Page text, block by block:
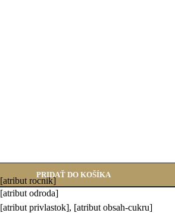
PRIDAŤ DO KOŠÍKA
[atribut rocnik]
[atribut odroda]
[atribut privlastok], [atribut obsah-cukru]